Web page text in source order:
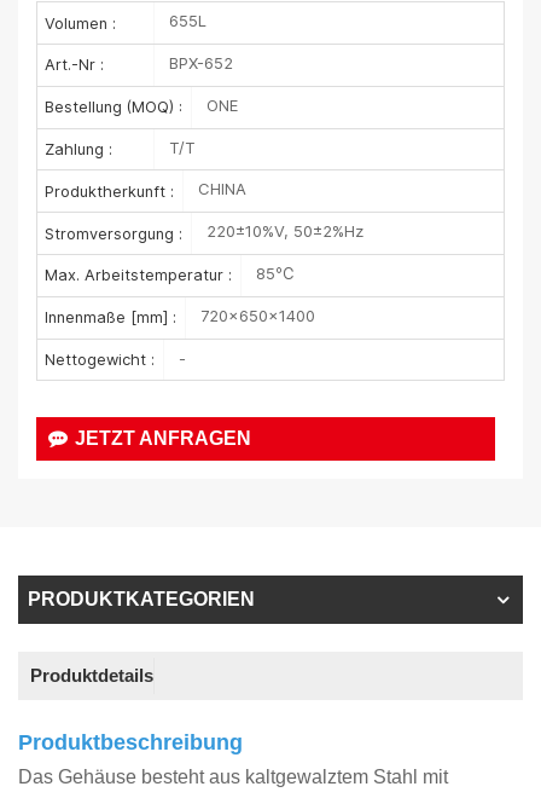
Volumen : 655L
Art.-Nr : BPX-652
Bestellung (MOQ) : ONE
Zahlung : T/T
Produktherkunft : CHINA
Stromversorgung : 220±10%V, 50±2%Hz
Max. Arbeitstemperatur : 85℃
Innenmaße [mm] : 720×650×1400
Nettogewicht : -
JETZT ANFRAGEN
PRODUKTKATEGORIEN
Produktdetails
Produktbeschreibung
Das Gehäuse besteht aus kaltgewalztem Stahl mit